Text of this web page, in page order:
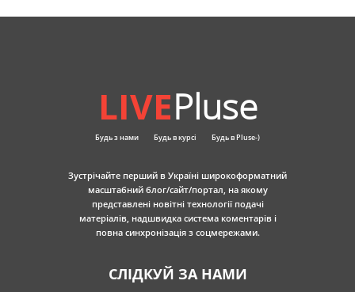
LIVEPluse
Будь з нами Будь в курсі Будь в Pluse-)
Зустрічайте перший в Україні широкоформатний
масштабний блог/сайт/портал, на якому
представлені новітні технології подачі
матеріалів, надшвидка система коментарів і
повна синхронізація з соцмережами.
СЛІДКУЙ ЗА НАМИ